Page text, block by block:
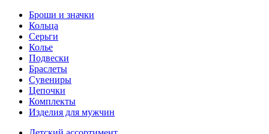
Броши и значки
Кольца
Серьги
Колье
Подвески
Браслеты
Сувениры
Цепочки
Комплекты
Изделия для мужчин